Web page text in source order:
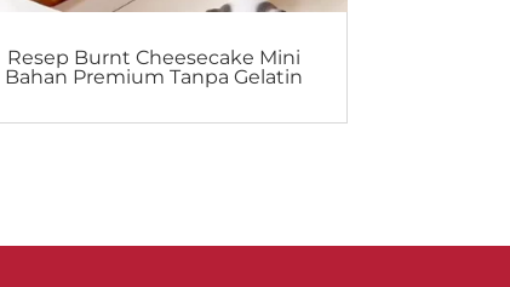
Resep Burnt Cheesecake Mini
Bahan Premium Tanpa Gelatin